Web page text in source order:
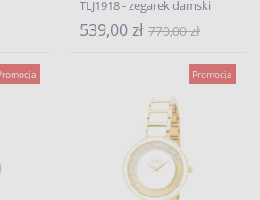
TLJ1918 - zegarek damski
539,00 zł 770,00 zł
Promocja